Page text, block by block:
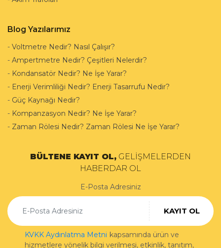
Blog Yazılarımız
- Voltmetre Nedir? Nasıl Çalışır?
- Ampertmetre Nedir? Çeşitleri Nelerdir?
- Kondansatör Nedir? Ne İşe Yarar?
- Enerji Verimliliği Nedir? Enerji Tasarrufu Nedir?
- Güç Kaynağı Nedir?
- Kompanzasyon Nedir? Ne İşe Yarar?
- Zaman Rölesi Nedir? Zaman Rölesi Ne İşe Yarar?
BÜLTENE KAYIT OL, GELİŞMELERDEN
HABERDAR OL
E-Posta Adresiniz
KAYIT OL
KVKK Aydınlatma Metni kapsamında ürün ve
hizmetlere yönelik bilgi verilmesi, etkinlik, tanıtım,